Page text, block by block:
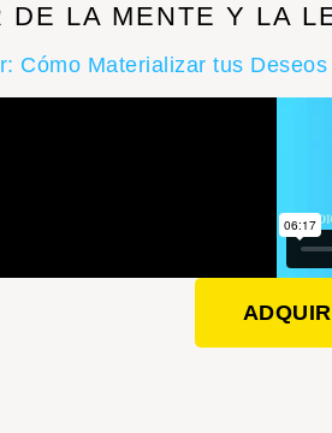
LA MENTE Y LA
Cómo Materializar tus